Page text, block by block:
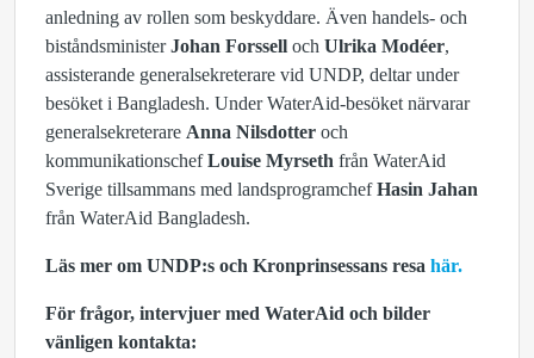
anledning av rollen som beskyddare. Även handels- och
biståndsministerJohan Forssell och Ulrika Modéer,
assisterande generalsekreterare vid UNDP, deltar under
besöket i Bangladesh. Under WaterAid-besöket närvarar
generalsekreterare Anna Nilsdotter och
kommunikationschefLouise Myrseth från WaterAid
Sverige tillsammans med landsprogramchefHasin Jahan
från WaterAid Bangladesh.
Läs mer om UNDP:s och Kronprinsessans resa här.
För frågor, intervjuer med WaterAid och bilder
vänligen kontakta: